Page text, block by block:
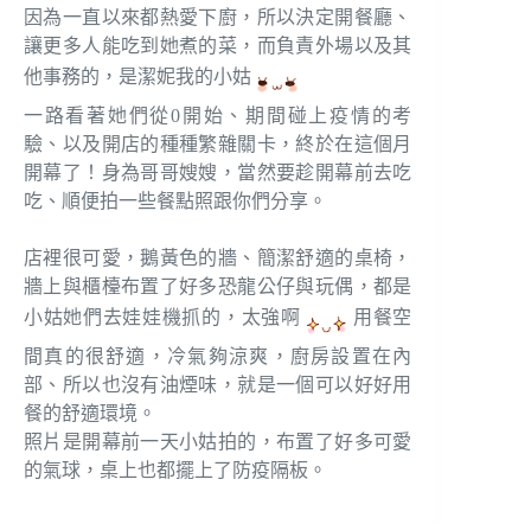
因為一直以來都熱愛下廚，所以決定開餐廳、
讓更多人能吃到她煮的菜，而負責外場以及其
他事務的，是潔妮我的小姑
一路看著她們從0開始、期間碰上疫情的考
驗、以及開店的種種繁雜關卡，終於在這個月
開幕了！身為哥哥嫂嫂，當然要趁開幕前去吃
吃、順便拍一些餐點照跟你們分享。
店裡很可愛，鵝黃色的牆、簡潔舒適的桌椅，
牆上與櫃檯布置了好多恐龍公仔與玩偶，都是
小姑她們去娃娃機抓的，太強啊
用餐空
間真的很舒適，冷氣夠涼爽，廚房設置在內
部、所以也沒有油煙味，就是一個可以好好用
餐的舒適環境。
照片是開幕前一天小姑拍的，布置了好多可愛
的氣球，桌上也都擺上了防疫隔板。